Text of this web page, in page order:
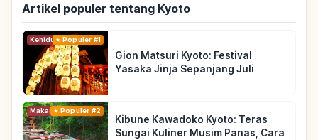
Artikel populer tentang Kyoto
KehidupanPopuler #1
Gion Matsuri Kyoto: Festival
Yasaka Jinja Sepanjang Juli
MakananPopuler #2
Kibune Kawadoko Kyoto: Teras
Sungai Kuliner Musim Panas, Cara